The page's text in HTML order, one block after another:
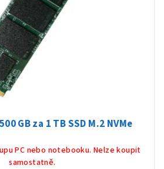
GB za 1 TB SSD M.2 NVMe
PC nebo notebooku. Nelze koupit
samostatně.